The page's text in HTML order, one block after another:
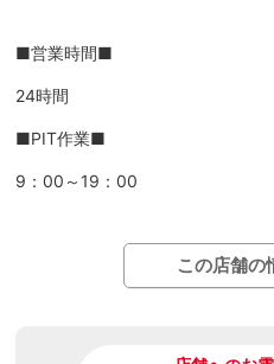
■営業時間■
24時間
■PIT作業■
9：00～19：00
この店舗の